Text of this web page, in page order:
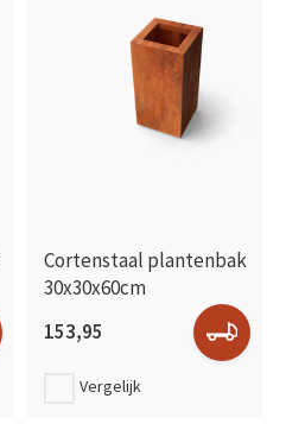
Cortenstaal plantenbak
30x30x60cm
153,95
Vergelijk